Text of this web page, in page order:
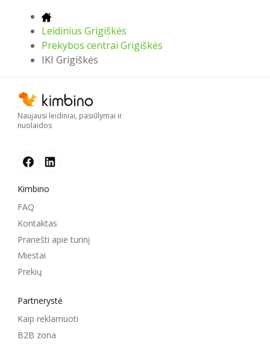
Leidinius Grigiškės
Prekybos centrai Grigiškės
IKI Grigiškės
Naujausi leidiniai, pasiūlymai ir
nuolaidos
Kimbino
FAQ
Kontaktas
Pranešti apie turinį
Miestai
Prekių
Partnerystė
Kaip reklamuoti
B2B zona